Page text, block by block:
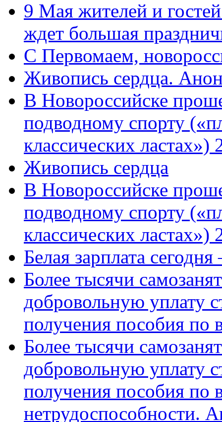
9 Мая жителей и
ждет большая
C Первомаем,
Живопись сердца.
В Новороссийске
подводному спорту
классических
Живопись сердца
В Новороссийске
подводному спорту
классических ластах»)
Белая зарплата
Более тысячи
добровольную уплату
получения пособия по
Более тысячи
добровольную уплату
получения пособия по
нетрудоспособности.